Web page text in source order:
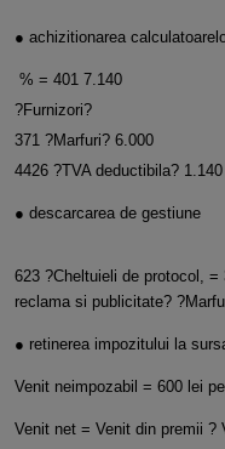
● achizitionarea
% = 401 7.140
?Furnizori?
371 ?Marfuri? 6.000
4426 ?TVA deductibila? 1.140
● descarcarea de gestiune
623 ?Cheltuieli de protocol, =
reclama si publicitate?
● retinerea impozitului la
Venit neimpozabil = 600 lei
Venit net = Venit din premii ?